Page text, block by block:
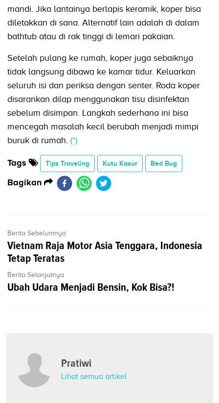
mandi. Jika lantainya berlapis keramik, koper bisa
diletakkan di sana. Alternatif lain adalah di dalam
bathtub atau di rak tinggi di lemari pakaian.
Setelah pulang ke rumah, koper juga sebaiknya
tidak langsung dibawa ke kamar tidur. Keluarkan
seluruh isi dan periksa dengan senter. Roda koper
disarankan dilap menggunakan tisu disinfektan
sebelum disimpan. Langkah sederhana ini bisa
mencegah masalah kecil berubah menjadi mimpi
buruk di rumah. (*)
Tags Tips Traveling Kutu Kasur Bed Bug
Bagikan
Berita Sebelumnya
Vietnam Raja Motor Asia Tenggara, Indonesia
Tetap Teratas
Berita Selanjutnya
Ubah Udara Menjadi Bensin, Kok Bisa?!
Pratiwi
Lihat semua artikel